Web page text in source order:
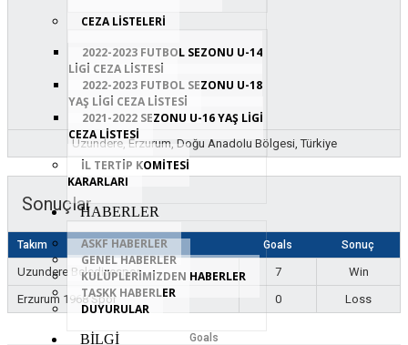
CEZA LİSTELERİ
2022-2023 FUTBOL SEZONU U-14
LİGİ CEZA LİSTESİ
2022-2023 FUTBOL SEZONU U-18
YAŞ LİGİ CEZA LİSTESİ
2021-2022 SEZONU U-16 YAŞ LİGİ
CEZA LİSTESİ
İL TERTİP KOMİTESİ
KARARLARI
HABERLER
ASKF HABERLER
GENEL HABERLER
KULÜPLERİMİZDEN HABERLER
TASKK HABERLER
DUYURULAR
BİLGİ
Uzundere, Erzurum, Doğu Anadolu Bölgesi, Türkiye
Sonuçlar
Takım Goals Sonuç
Uzundere Belediyespor 7
Win
Erzurum 1968 Spor
0 Loss
Goals